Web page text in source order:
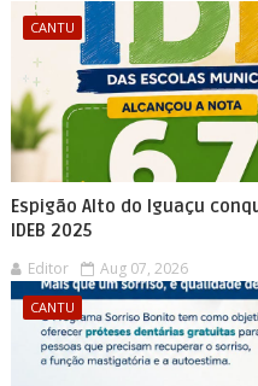
CANTU
Espigão Alto do Iguaçu
IDEB 2025
Editor Aug 07, 2026
CANTU